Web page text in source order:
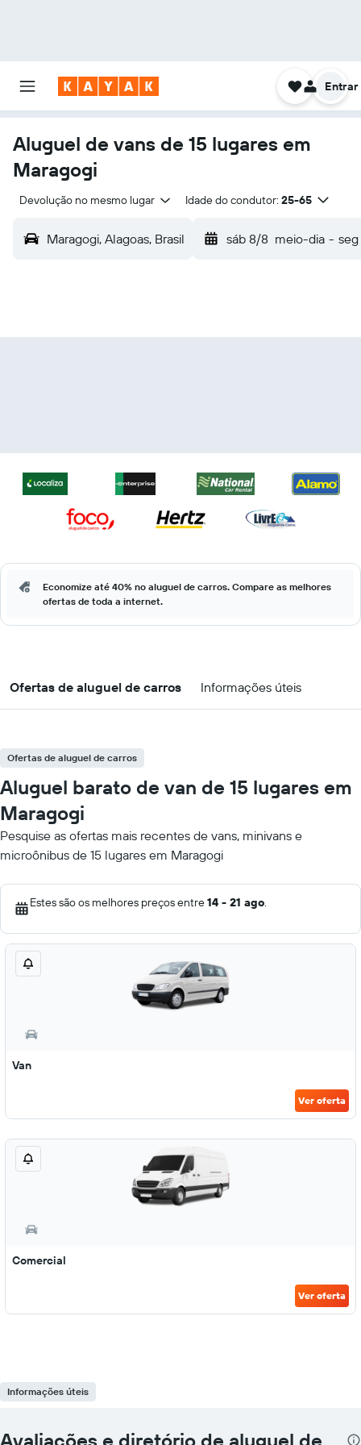
Entrar
Aluguel de vans de 15 lugares em
Maragogi
Devolução no mesmo lugar Idade do condutor: 25-65
Maragogi, Alagoas, Brasil sáb 8/8 meio-dia -
Economize até 40% no aluguel de carros. Compare as melhores
ofertas de toda a internet.
Ofertas de aluguel de carros Informações úteis
Ofertas de aluguel de carros
Aluguel barato de van de 15 lugares em
Maragogi
Pesquise as ofertas mais recentes de vans, minivans e
microônibus de 15 lugares em Maragogi
Estes são os melhores preços entre14 - 21 ago.
Van
Ver oferta
Comercial
Ver oferta
Informações úteis
Avaliações e diretório de aluguel de